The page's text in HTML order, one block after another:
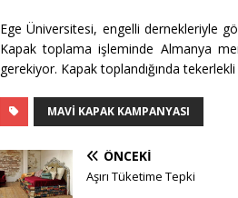
Ege Üniversitesi, engelli dernekleriyle
Kapak toplama işleminde Almanya
gerekiyor. Kapak toplandığında
MAVI KAPAK KAMPANYASI
ÖNCEKI
Aşırı Tüketime Tepki